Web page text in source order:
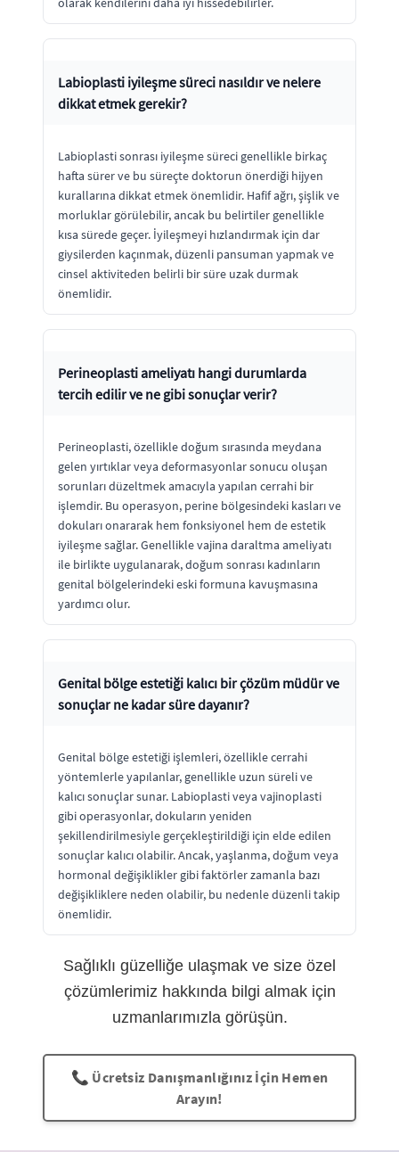
Labioplasti iyileşme süreci nasıldır ve nelere
dikkat etmek gerekir?
Labioplasti sonrası iyileşme süreci genellikle birkaç
hafta sürer ve bu süreçte doktorun önerdiği hijyen
kurallarına dikkat etmek önemlidir. Hafif ağrı, şişlik ve
morluklar görülebilir, ancak bu belirtiler genellikle
kısa sürede geçer. İyileşmeyi hızlandırmak için dar
giysilerden kaçınmak, düzenli pansuman yapmak ve
cinsel aktiviteden belirli bir süre uzak durmak
önemlidir.
Perineoplasti ameliyatı hangi durumlarda
tercih edilir ve ne gibi sonuçlar verir?
Perineoplasti, özellikle doğum sırasında meydana
gelen yırtıklar veya deformasyonlar sonucu oluşan
sorunları düzeltmek amacıyla yapılan cerrahi bir
işlemdir. Bu operasyon, perine bölgesindeki kasları ve
dokuları onararak hem fonksiyonel hem de estetik
iyileşme sağlar. Genellikle vajina daraltma ameliyatı
ile birlikte uygulanarak, doğum sonrası kadınların
genital bölgelerindeki eski formuna kavuşmasına
yardımcı olur.
Genital bölge estetiği kalıcı bir çözüm müdür ve
sonuçlar ne kadar süre dayanır?
Genital bölge estetiği işlemleri, özellikle cerrahi
yöntemlerle yapılanlar, genellikle uzun süreli ve
kalıcı sonuçlar sunar. Labioplasti veya vajinoplasti
gibi operasyonlar, dokuların yeniden
şekillendirilmesiyle gerçekleştirildiği için elde edilen
sonuçlar kalıcı olabilir. Ancak, yaşlanma, doğum veya
hormonal değişiklikler gibi faktörler zamanla bazı
değişikliklere neden olabilir, bu nedenle düzenli takip
önemlidir.
Sağlıklı güzelliğe ulaşmak ve size özel
çözümlerimiz hakkında bilgi almak için
uzmanlarımızla görüşün.
📞 Ücretsiz Danışmanlığınız İçin Hemen
Arayın!